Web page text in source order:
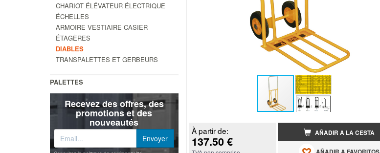
CHARIOT ÉLÉVATEUR ÉLECTRIQUE
ÉCHELLES
ARMOIRE VESTIAIRE CASIER
ÉTAGÈRES
DIABLES
TRANSPALETTES ET GERBEURS
PALETTES
Recevez des offres, des
promotions et des
nouveautés
À partir de:
137.50 €
AÑADIR A LA CESTA